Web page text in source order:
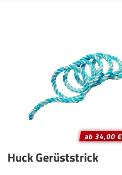
ab 34,00 €
Huck Gerüststrick